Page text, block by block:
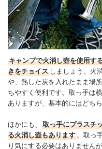
キャンプで火消し壺を使用す
きをチョイス しましょう。火
や、熱した炭を入れたまま場
ちやすく便利です。取っ手は
ありますが、基本的にはどち
ほかにも、
取っ手にプラスチ
る火消し壺もあります 。取っ
り気にする必要はありません